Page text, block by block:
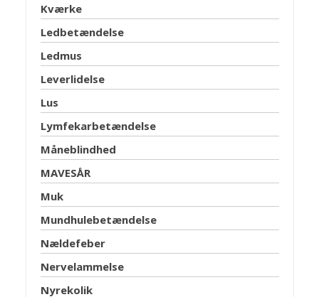
Kværke
Ledbetændelse
Ledmus
Leverlidelse
Lus
Lymfekarbetændelse
Måneblindhed
MAVESÅR
Muk
Mundhulebetændelse
Nældefeber
Nervelammelse
Nyrekolik